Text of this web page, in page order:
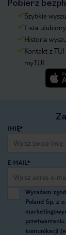
Pobierz
Szybkie
Lista
Historia
Kontakt z
myTUI
IMIĘ*
E-MAIL*
Wyrażam
Poland Sp. z
przetwarzaniu
komunikacji